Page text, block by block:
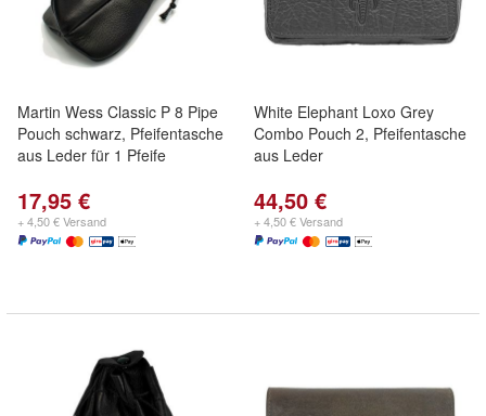
Martin Wess Classic P 8 Pipe
Pouch schwarz, Pfeifentasche
aus Leder für 1 Pfeife
17,95 €
+ 4,50 € Versand
White Elephant Loxo Grey
Combo Pouch 2, Pfeifentasche
aus Leder
44,50 €
+ 4,50 € Versand